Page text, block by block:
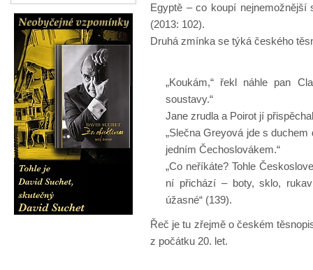
Egyptě – co koupí nejnemožnější
(2013: 102).
Druhá zmínka se týká českého
„Koukám,“ řekl náhle pan
soustavy.“
Jane zrudla a Poirot jí
„Slečna Greyová jde s
jedním Čechoslovákem.“
„Co neříkáte? Tohle
ní přichází – boty, sklo,
úžasné“ (139).
Řeč je tu zřejmě o českém
z počátku 20. let.